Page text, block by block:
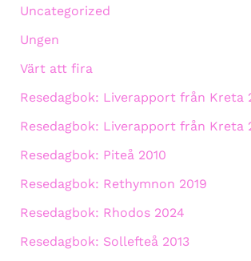
Uncategorized
Ungen
Värt att fira
Resedagbok: Liverapport från Kreta
Resedagbok: Liverapport från Kreta
Resedagbok: Piteå 2010
Resedagbok: Rethymnon 2019
Resedagbok: Rhodos 2024
Resedagbok: Sollefteå 2013